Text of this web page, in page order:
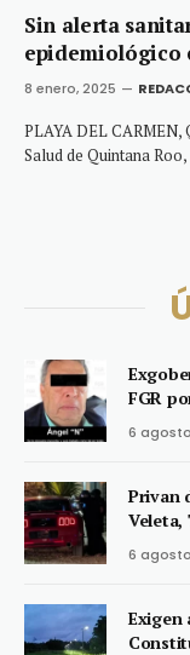
Sin alerta
epidemiológico
8 enero, 2025
PLAYA DEL CARMEN,
Salud de Quintana
FGR
6
Privan
Veleta,
6
Exigen